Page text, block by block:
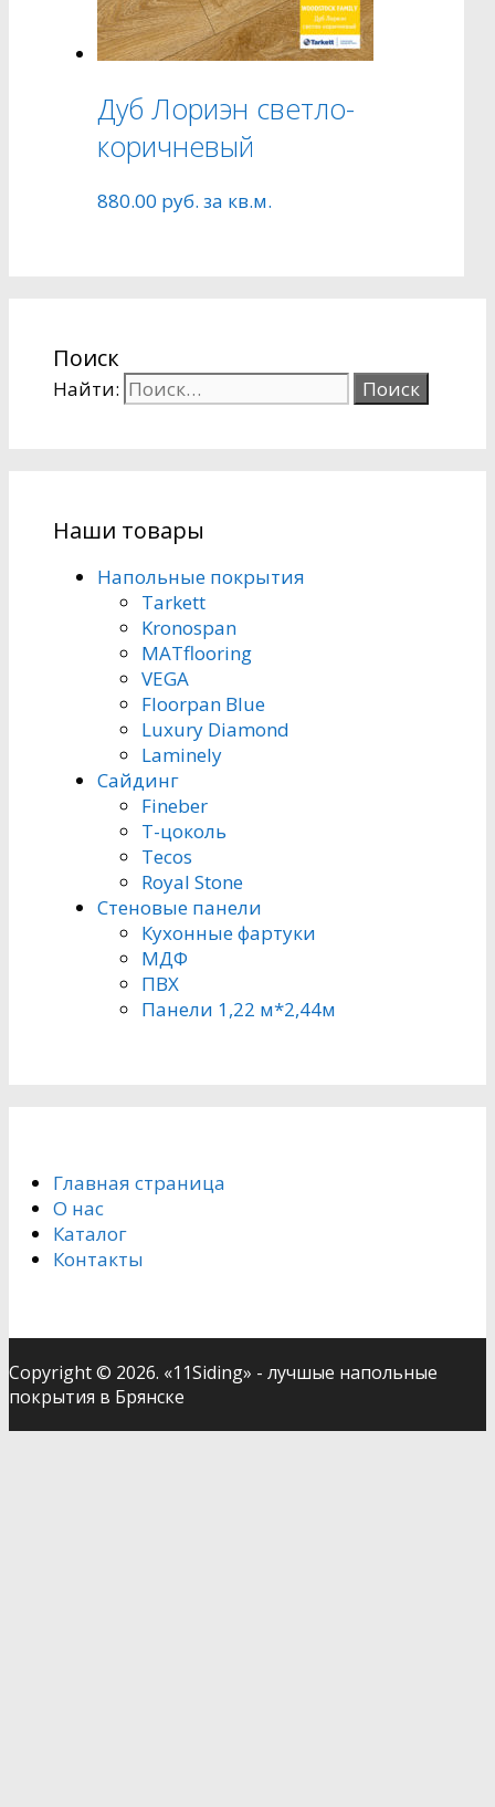
Дуб Лориэн светло-
коричневый
880.00 руб. за кв.м.
Поиск
Найти:
Наши товары
Напольные покрытия
Tarkett
Kronospan
MATflooring
VEGA
Floorpan Blue
Luxury Diamond
Laminely
Сайдинг
Fineber
Т-цоколь
Tecos
Royal Stone
Стеновые панели
Кухонные фартуки
МДФ
ПВХ
Панели 1,22 м*2,44м
Главная страница
О нас
Каталог
Контакты
Copyright © 2026. «11Siding» - лучшые напольные
покрытия в Брянске